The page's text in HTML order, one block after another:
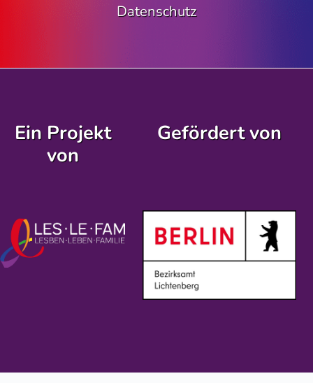
Datenschutz
Ein Projekt
von
Gefördert von